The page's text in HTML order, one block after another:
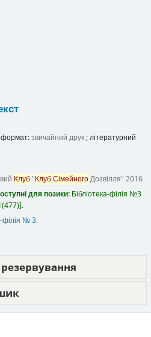
звичайний друк; літературний
Клуб"КлубСімейногоДозвілля" 2016
для позики: Бібліотека-філія №3
.
філія № 3.